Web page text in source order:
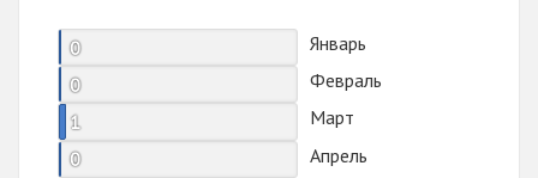
0
Январь
0
Февраль
1
Март
0
Апрель